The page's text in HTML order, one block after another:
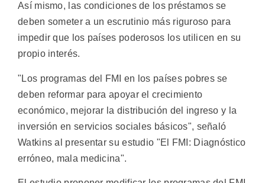
Así mismo, las condiciones de los préstamos se
deben someter a un escrutinio más riguroso para
impedir que los países poderosos los utilicen en su
propio interés.
"Los programas del FMI en los países pobres se
deben reformar para apoyar el crecimiento
económico, mejorar la distribución del ingreso y la
inversión en servicios sociales básicos", señaló
Watkins al presentar su estudio "El FMI: Diagnóstico
erróneo, mala medicina".